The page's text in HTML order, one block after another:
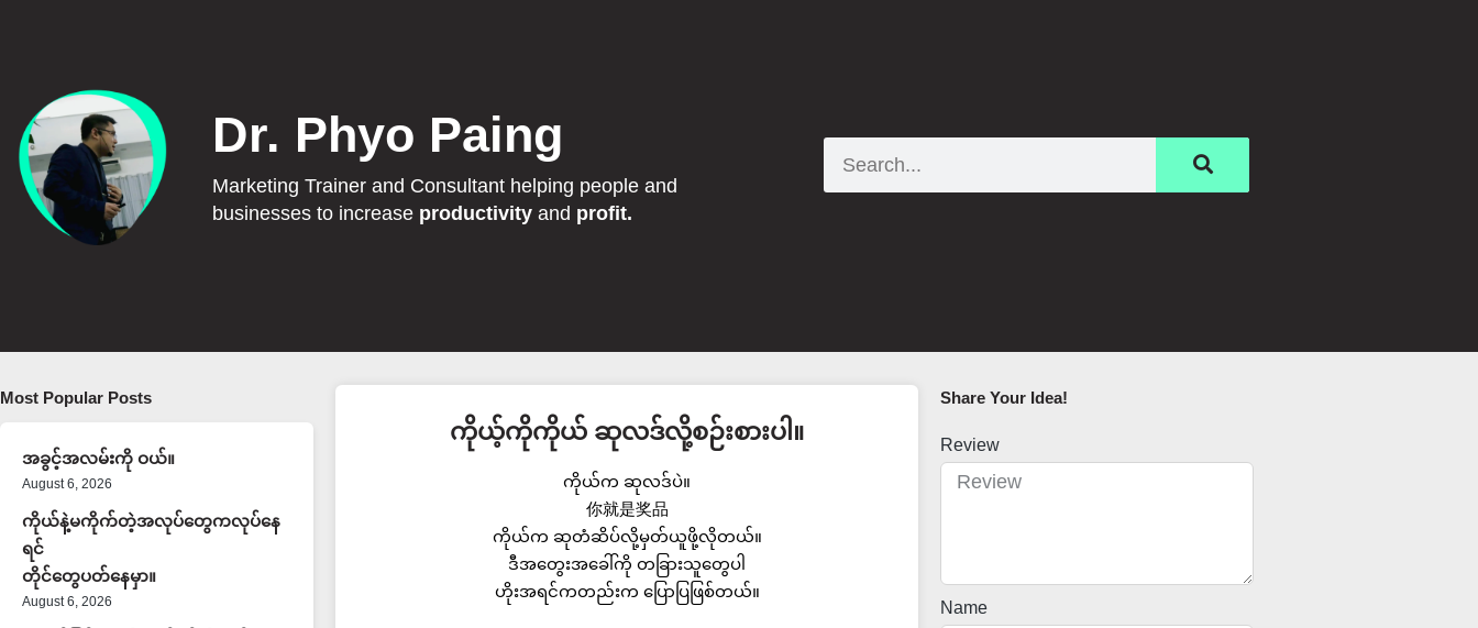
Dr. Phyo Paing
Marketing Trainer and Consultant helping people and
businesses to increase productivityand profit.
Most Popular Posts
အခွင့်အလမ်းကို ဝယ်။
August 6, 2026
ကိုယ်နဲ့မကိုက်တဲ့အလုပ်တွေကလုပ်နေ
ရင်
တိုင်တွေပတ်နေမှာ။
August 6, 2026
ကိုယ့်ကိုကိုယ် ဆုလဒ်လို့စဉ်းစားပါ။
ကိုယ်က ဆုလဒ်ပဲ။
你就是奖品
ကိုယ်က ဆုတံဆိပ်လို့မှတ်ယူဖို့လိုတယ်။
ဒီအတွေးအခေါ်ကို တခြားသူတွေပါ
ဟိုးအရင်ကတည်းက ပြောပြဖြစ်တယ်။
Share Your Idea!​
Review
Name